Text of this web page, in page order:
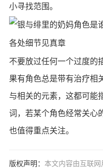
小寻找范围。
各处细节见真章
不要放过任何一个过度的
果有角色总是带有治疗相
与相关的元素，这都可能
词，若某个角色经常关心
也值得重点关注。
版权声明： 本文内容由互联网